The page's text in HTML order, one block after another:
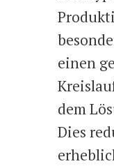
einen
dem
Dies